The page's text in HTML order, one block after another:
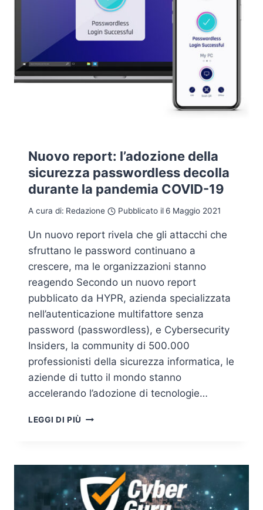
Nuovo report: l’adozione della
sicurezza passwordless decolla
durante la pandemia COVID-19
A cura di: Redazione Pubblicato il 6 Maggio 2021
Un nuovo report rivela che gli attacchi che
sfruttano le password continuano a
crescere, ma le organizzazioni stanno
reagendo Secondo un nuovo report
pubblicato da HYPR, azienda specializzata
nell’autenticazione multifattore senza
password (passwordless), e Cybersecurity
Insiders, la community di 500.000
professionisti della sicurezza informatica, le
aziende di tutto il mondo stanno
accelerando l’adozione di tecnologie…
LEGGI DI PIÙ NUOVO
SICUREZZA
PASSWORDLESS
DECOLLA
DURANTE